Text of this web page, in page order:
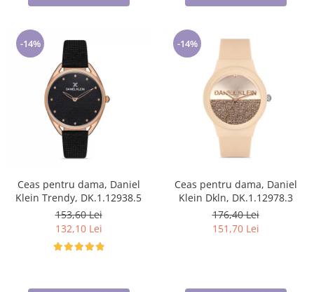
-14%
Ceas pentru dama, Daniel
Klein Trendy, DK.1.12938.5
153,60 Lei
132,10 Lei
-14%
Ceas pentru dama, Daniel
Klein Dkln, DK.1.12978.3
176,40 Lei
151,70 Lei